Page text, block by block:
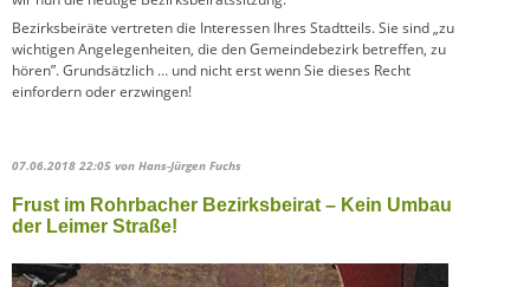
Bezirksbeiräte vertreten die Interessen Ihres Stadtteils. Sie sind „zu
wichtigen Angelegenheiten, die den Gemeindebezirk betreffen, zu
hören”. Grundsätzlich … und nicht erst wenn Sie dieses Recht
einfordern oder erzwingen!
07.06.2018 22:05 von Hans-Jürgen Fuchs
Frust im Rohrbacher Bezirksbeirat – Kein Umbau
der Leimer Straße!